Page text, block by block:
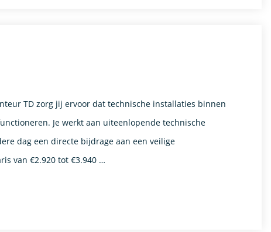
TD zorg jij ervoor dat technische installaties binnen
Je werkt aan uiteenlopende technische
dag een directe bijdrage aan een veilige
van €2.920 tot €3.940 …